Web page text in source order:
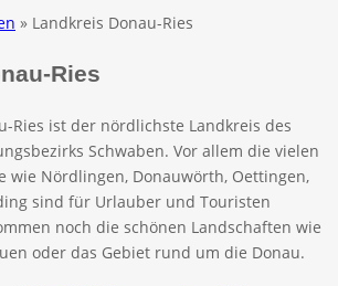
» Landkreis Donau-Ries
Ries
Ries ist der nördlichste Landkreis des
Schwaben. Vor allem die vielen
wie Nördlingen, Donauwörth, Oettingen,
sind für Urlauber und Touristen
noch die schönen Landschaften wie
oder das Gebiet rund um die Donau.